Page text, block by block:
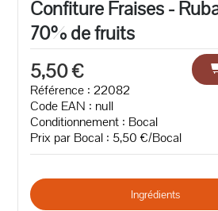
Confiture Fraises -
70% de fruits
5,50 €
Référence : 22082
Code EAN : null
Conditionnement : Bocal
Prix par Bocal : 5,50 €/Bocal
Ingrédients